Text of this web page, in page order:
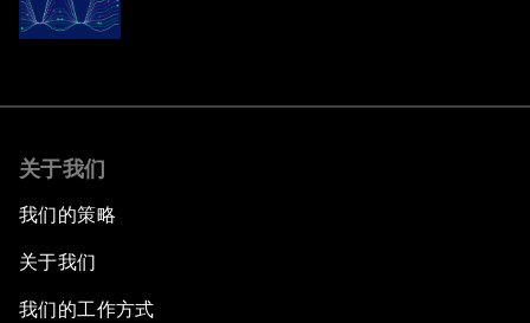
关于我们
我们的策略
关于我们
我们的工作方式